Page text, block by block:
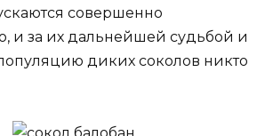
совершенно
и за их дальнейшей судьбой и
диких соколов никто